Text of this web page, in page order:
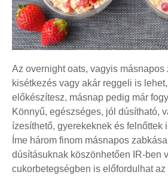
Az overnight oats, vagyis másnapos
kisétkezés vagy akár reggeli is
előkészítesz, másnap pedig már
Könnyű, egészséges, jól dúsítható,
ízesíthető, gyerekeknek és felnőttek
Íme három finom másnapos
dúsításuknak köszönhetően IR-ben
cukorbetegségben is előfordulhat az